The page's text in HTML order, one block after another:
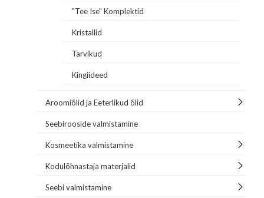
"Tee Ise" Komplektid
Kristallid
Tarvikud
Kingiideed
Aroomiõlid ja Eeterlikud õlid
Seebirooside valmistamine
Kosmeetika valmistamine
Kodulõhnastaja materjalid
Seebi valmistamine